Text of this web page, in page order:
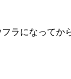
ラになってか